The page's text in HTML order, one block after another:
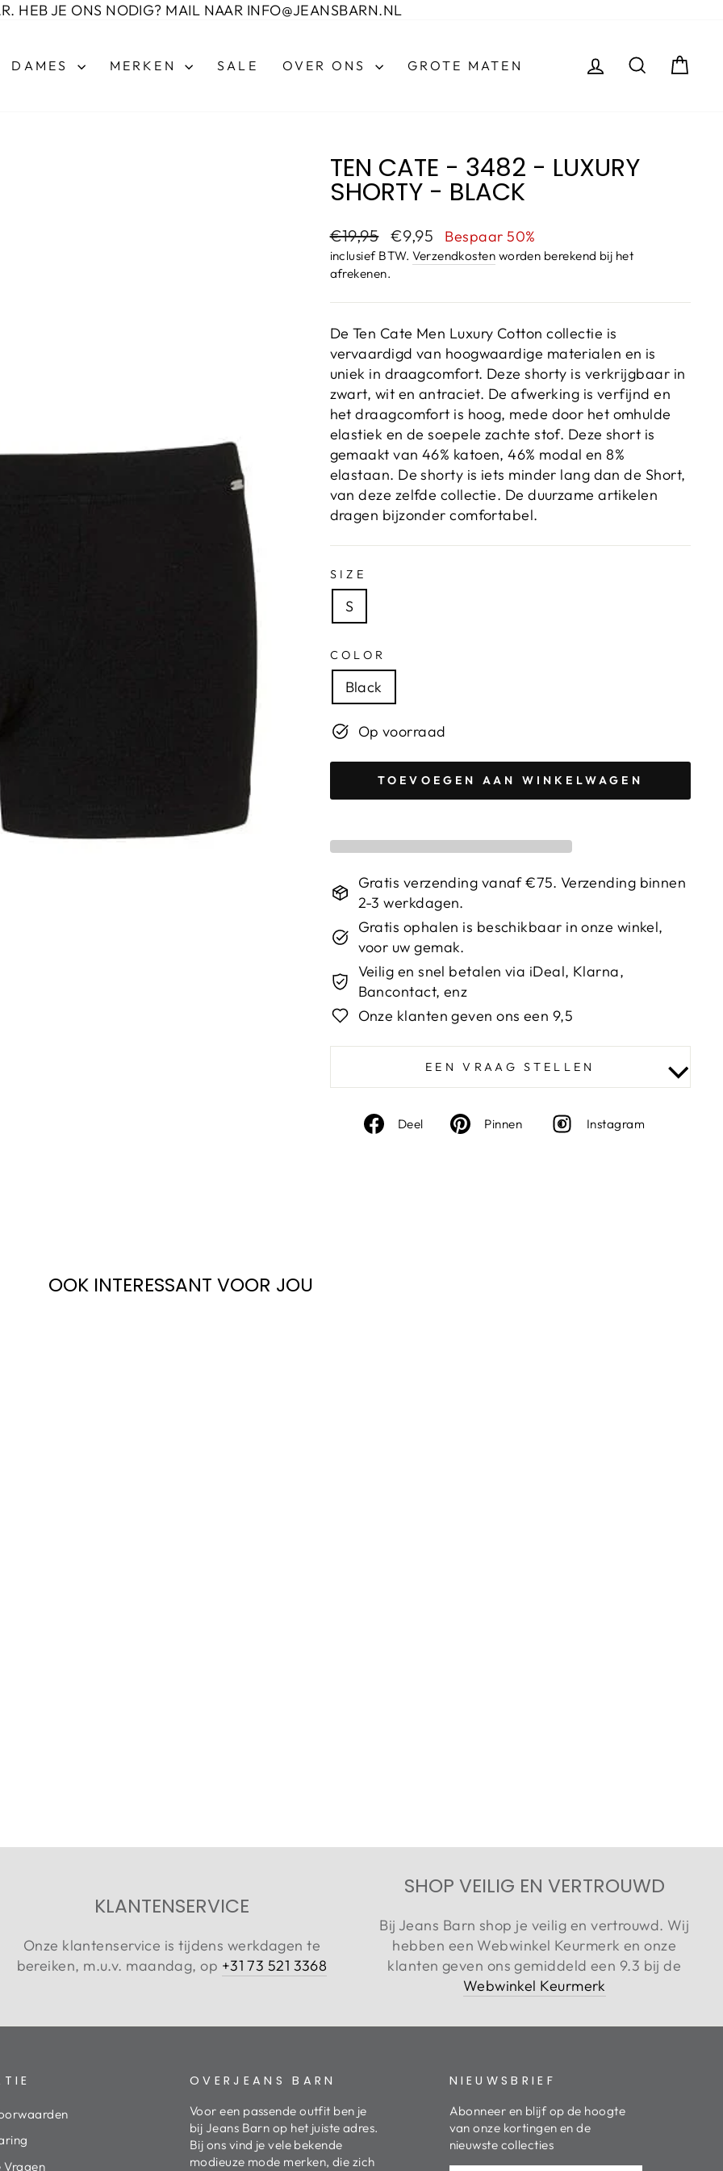
HEB JE ONS NODIG? MAIL NAAR INFO@JEANSBARN.NL
DAMES MERKEN SALE OVER ONS GROTE MATEN INLOGGEN
ZOEKEN
TEN CATE - 3482 - LUXURY
SHORTY - BLACK
Adviesprijs
€19,95 Aanbiedingsprijs
€9,95 Bespaar 50%
inclusief BTW.Verzendkosten worden berekend bij het
afrekenen.
De Ten Cate Men Luxury Cotton collectie is
vervaardigd van hoogwaardige materialen en is
uniek in draagcomfort. Deze shorty is verkrijgbaar in
zwart, wit en antraciet. De afwerking is verfijnd en
het draagcomfort is hoog, mede door het omhulde
elastiek en de soepele zachte stof. Deze short is
gemaakt van 46% katoen, 46% modal en 8%
elastaan. De shorty is iets minder lang dan de Short,
van deze zelfde collectie. De duurzame artikelen
dragen bijzonder comfortabel.
SIZE
S
COLOR
Black
Op voorraad
TOEVOEGEN AAN WINKELWAGEN
Gratis verzending vanaf €75. Verzending binnen
2-3 werkdagen.
Gratis ophalen is beschikbaar in onze winkel,
voor uw gemak.
Veilig en snel betalen via iDeal, Klarna,
Bancontact, enz
Onze klanten geven ons een 9,5
EEN VRAAG STELLEN
Deel
Deel
Pinnen
Deel
Instagram
OOK INTERESSANT VOOR JOU
KLANTENSERVICE
Onze klantenservice is tijdens werkdagen te
bereiken, m.u.v. maandag, op +31 73 521 3368
SHOP VEILIG EN VERTROUWD
Bij Jeans Barn shop je veilig en vertrouwd. Wij
hebben een Webwinkel Keurmerk en onze
klanten geven ons gemiddeld een 9.3 bij de
Webwinkel Keurmerk
Vragen
OVERJEANS BARN
Voor een passende outfit ben je
bij Jeans Barn op het juiste adres.
Bij ons vind je vele bekende
modieuze mode merken, die zich
NIEUWSBRIEF
Abonneer en blijf op de hoogte
van onze kortingen en de
nieuwste collecties